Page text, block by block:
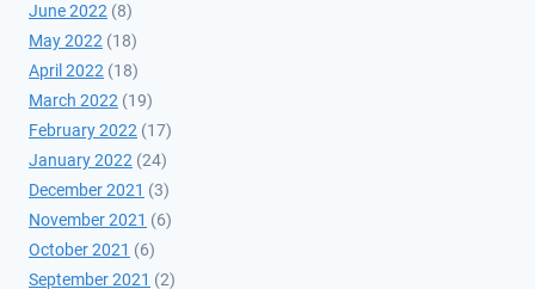
June 2022 (8)
May 2022 (18)
April 2022 (18)
March 2022 (19)
February 2022 (17)
January 2022 (24)
December 2021 (3)
November 2021 (6)
October 2021 (6)
September 2021 (2)